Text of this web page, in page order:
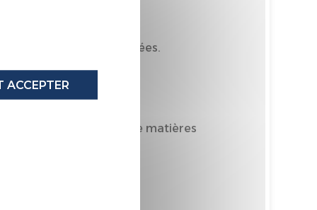
6% de matières recyclées.
Recyclable
au moins 50% de matières
ACCEPTER